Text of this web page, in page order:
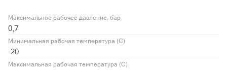
Максимальное рабочее давление, бар
0,7
Минимальная рабочая температура (С)
-20
Максимальная рабочая температура (С)